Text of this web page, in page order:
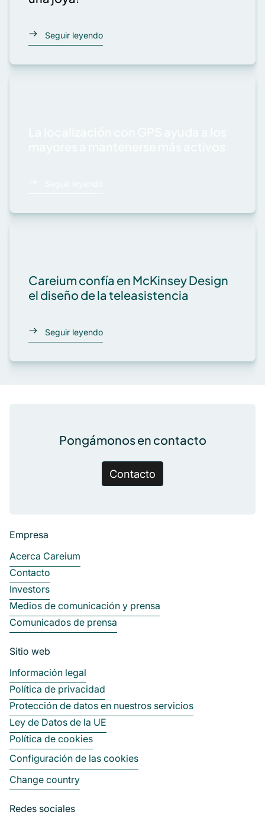
Seguir leyendo
Careium confía en McKinsey Design
el diseño de la teleasistencia
Seguir leyendo
Empresa
Acerca Careium
Contacto
Investors
Medios de comunicación y prensa
Comunicados de prensa
Sitio web
Información legal
Política de privacidad
Protección de datos en nuestros servicios
Ley de Datos de la UE
Política de cookies
Configuración de las cookies
Change country
Redes sociales
Pongámonos en contacto
Contacto